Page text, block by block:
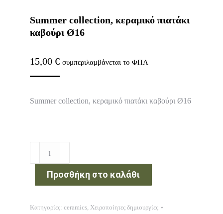
Summer collection, κεραμικό πιατάκι
καβούρι Ø16
15,00 € συμπεριλαμβάνεται το ΦΠΑ
Summer collection, κεραμικό πιατάκι καβούρι Ø16
Προσθήκη στο καλάθι
Κατηγορίες: ceramics Χειροποίητες δημιουργίες